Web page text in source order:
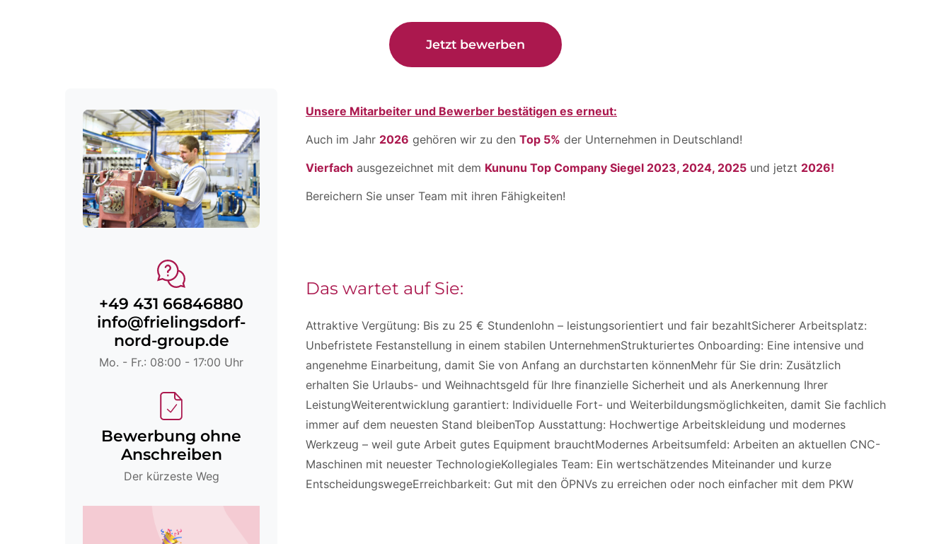
Jetzt bewerben
+49 431 66846880
info@frielingsdorf-
nord-group.de
Mo. - Fr.: 08:00 - 17:00 Uhr
Bewerbung ohne
Anschreiben
Der kürzeste Weg
Unsere Mitarbeiter und Bewerber bestätigen es erneut:
Auch im Jahr 2026 gehören wir zu den Top 5% der Unternehmen in Deutschland!
Vierfach ausgezeichnet mit dem Kununu Top Company Siegel 2023, 2024, 2025 und jetzt 2026!
Bereichern Sie unser Team mit ihren Fähigkeiten!
Das wartet auf Sie:
Attraktive Vergütung: Bis zu 25 € Stundenlohn – leistungsorientiert und fair bezahltSicherer Arbeitsplatz:
Unbefristete Festanstellung in einem stabilen UnternehmenStrukturiertes Onboarding: Eine intensive und
angenehme Einarbeitung, damit Sie von Anfang an durchstarten könnenMehr für Sie drin: Zusätzlich
erhalten Sie Urlaubs- und Weihnachtsgeld für Ihre finanzielle Sicherheit und als Anerkennung Ihrer
LeistungWeiterentwicklung garantiert: Individuelle Fort- und Weiterbildungsmöglichkeiten, damit Sie fachlich
immer auf dem neuesten Stand bleibenTop Ausstattung: Hochwertige Arbeitskleidung und modernes
Werkzeug – weil gute Arbeit gutes Equipment brauchtModernes Arbeitsumfeld: Arbeiten an aktuellen CNC-
Maschinen mit neuester TechnologieKollegiales Team: Ein wertschätzendes Miteinander und kurze
EntscheidungswegeErreichbarkeit: Gut mit den ÖPNVs zu erreichen oder noch einfacher mit dem PKW